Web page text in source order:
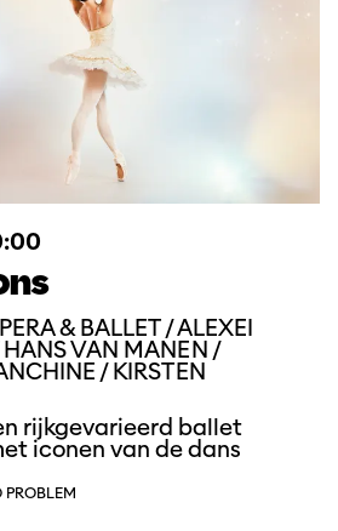
& BALLET / ALEXEI
VAN MANEN /
/ KIRSTEN
rijkgevarieerd ballet
iconen van de dans